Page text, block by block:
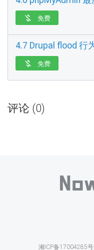
 免费
4.7 Drupal flood 行
 免费
评论 (0)
湘ICP备17004285号